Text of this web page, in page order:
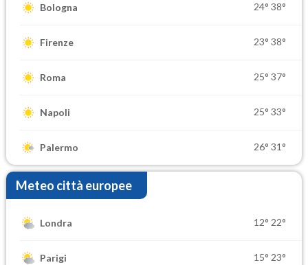
Bologna 24° 38°
Firenze 23° 38°
Roma 25° 37°
Napoli 25° 33°
Palermo 26° 31°
Meteo città europee
Londra 12° 22°
Parigi 15° 23°